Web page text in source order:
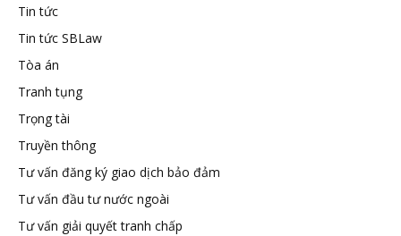
Tin tức
Tin tức SBLaw
Tòa án
Tranh tụng
Trọng tài
Truyền thông
Tư vấn đăng ký giao dịch bảo đảm
Tư vấn đầu tư nước ngoài
Tư vấn giải quyết tranh chấp